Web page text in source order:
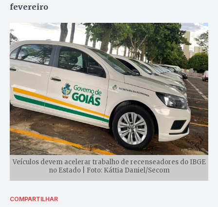
fevereiro
Veículos devem acelerar trabalho de recenseadores do IBGE
no Estado | Foto: Káttia Daniel/Secom
COMPARTILHAR